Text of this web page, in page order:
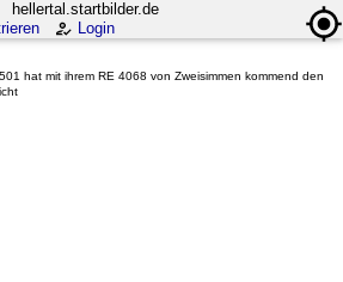
hellertal.startbilder.de
Login
hat mit ihrem RE 4068 von Zweisimmen kommend den